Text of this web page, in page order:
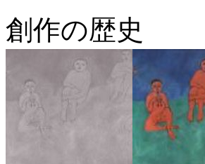
創作の歴史